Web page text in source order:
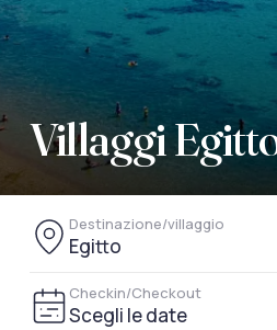
IMV Club
La tua area riservata
Accedi alla tua area riservata
e le tue pratiche, gestire i
documenti di viaggio.
Villaggi
Destinazione/villaggio
Egitto
Checkin/Checkout
Scegli le date